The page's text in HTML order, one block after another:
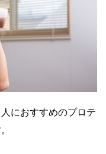
におすすめのプロテ